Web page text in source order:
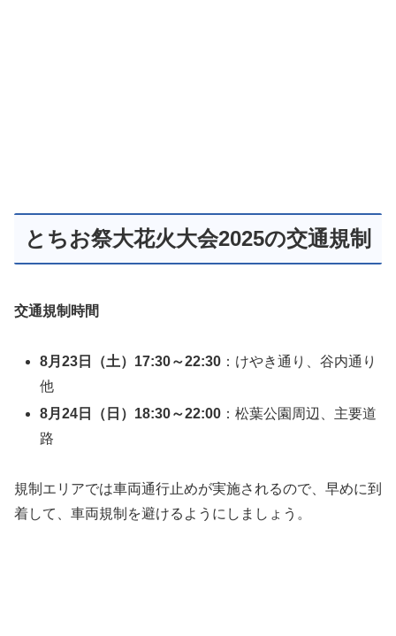
とちお祭大花火大会2025の交通規制
交通規制時間
8月23日（土）17:30～22:30 ：けやき通り、谷内通り
他
8月24日（日）18:30～22:00 ：松葉公園周辺、主要道
路
規制エリアでは車両通行止めが実施されるので、早めに到
着して、車両規制を避けるようにしましょう。